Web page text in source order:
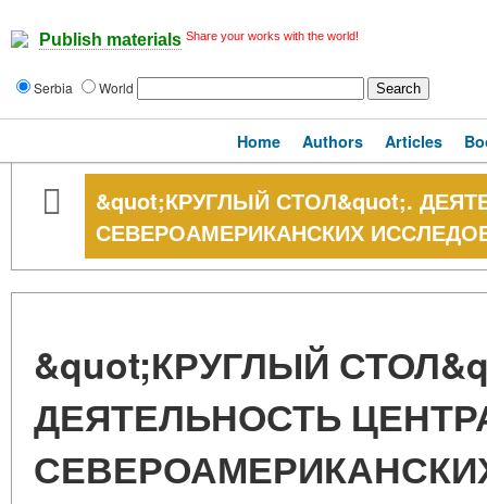
Publish materials Share your works with the world!
Serbia World
Home Authors Articles
&quot;КРУГЛЫЙ СТОЛ&quot;.
СЕВЕРОАМЕРИКАНСКИХ
&quot;КРУГЛЫЙ
ДЕЯТЕЛЬНОСТЬ